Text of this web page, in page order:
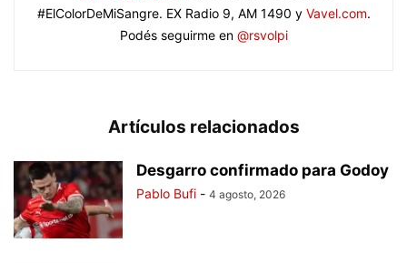
#ElColorDeMiSangre. EX Radio 9, AM 1490 y Vavel.com.
Podés seguirme en @rsvolpi
Artículos relacionados
Desgarro confirmado para Godoy
Pablo Bufi - 4 agosto, 2026